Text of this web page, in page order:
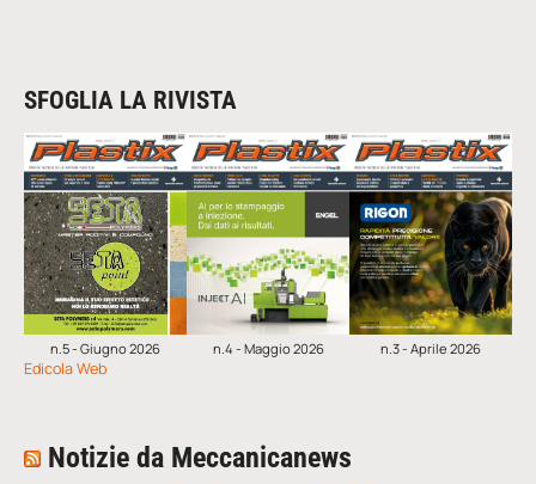
SFOGLIA LA RIVISTA
n.5 - Giugno 2026 n.4 - Maggio 2026 n.3 - Aprile 2026
Edicola Web
Notizie da Meccanicanews